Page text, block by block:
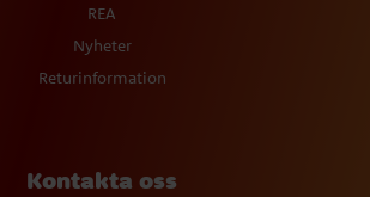
REA
Nyheter
Returinformation
Kontakta oss